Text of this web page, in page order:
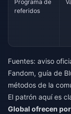
Programa de
referidos
Fuentes: aviso
Fandom, guía de
métodos de la
El patrón aquí es
Global ofrecen